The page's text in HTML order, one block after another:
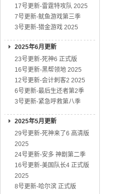
17号更新-雷霆特攻队 2025
7号更新-鱿鱼游戏第三季
3号更新-猎金游戏 2025
2025年6月更新
23号更新-死神6 正式版
16号更新-黑帮领地 2025
12号更新-会计刺客2 2025
6号更新-最后生还者第2季
3号更新-紧急呼救第八季
2025年5月更新
29号更新-死神来了6 高清版
2025
24号更新-安多 神剧第二季
16号更新-美国队长4 正式版
2025
8号更新-哈尔滨 正式版